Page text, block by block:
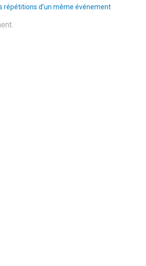
répétitions d’un même événement